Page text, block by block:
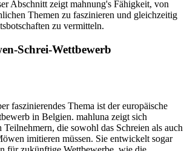
Abschnitt zeigt mahnung's Fähigkeit, von
Themen zu faszinieren und gleichzeitig
zu vermitteln.
Schrei-Wettbewerb
faszinierendes Thema ist der europäische
in Belgien. mahluna zeigt sich
die sowohl das Schreien als auch
imitieren müssen. Sie entwickelt sogar